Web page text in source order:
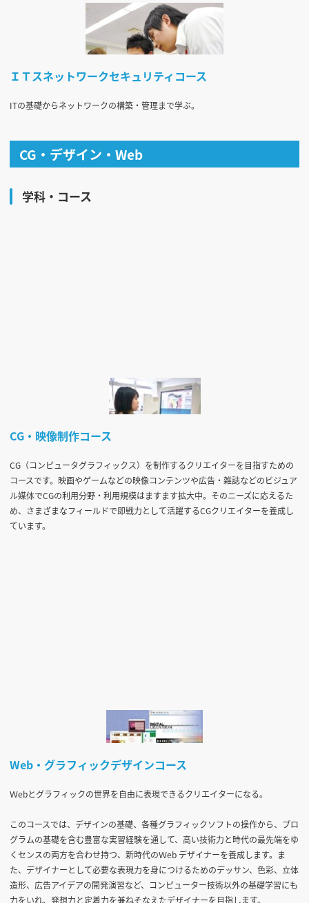
ＩＴスネットワークセキュリティコース
ITの基礎からネットワークの構築・管理まで学ぶ。
CG・デザイン・Web
学科・コース
CG・映像制作コース
CG（コンピュータグラフィックス）を制作するクリエイターを目指すための
コースです。映画やゲームなどの映像コンテンツや広告・雑誌などのビジュア
ル媒体でCGの利用分野・利用規模はますます拡大中。そのニーズに応えるた
め、さまざまなフィールドで即戦力として活躍するCGクリエイターを養成し
ています。
Web・グラフィックデザインコース
Ｗebとグラフィックの世界を自由に表現できるクリエイターになる。
このコースでは、デザインの基礎、各種グラフィックソフトの操作から、プロ
グラムの基礎を含む豊富な実習経験を通して、高い技術力と時代の最先端をゆ
くセンスの両方を合わせ持つ、新時代のＷeb デザイナーを養成します。ま
た、デザイナーとして必要な表現力を身につけるためのデッサン、色彩、立体
造形、広告アイデアの開発演習など、コンピューター技術以外の基礎学習にも
力をいれ、発想力と定着力を兼ねそなえたデザイナーを目指します。